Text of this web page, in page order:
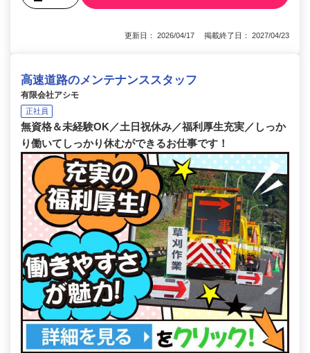
更新日： 2026/04/17 掲載終了日： 2027/04/23
高速道路のメンテナンススタッフ
有限会社アシモ
正社員
無資格＆未経験OK／土日祝休み／福利厚生充実／しっか
り働いてしっかり休むができるお仕事です！